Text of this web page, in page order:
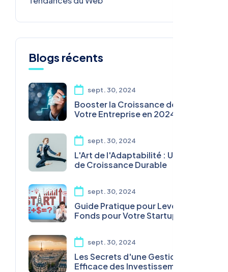
Blogs récents
sept. 30, 2024
Booster la Croissance de
Votre Entreprise en 2024
sept. 30, 2024
L'Art de l'Adaptabilité : Une Clé
de Croissance Durable
sept. 30, 2024
Guide Pratique pour Lever des
Fonds pour Votre Startup
sept. 30, 2024
Les Secrets d'une Gestion
Efficace des Investissements